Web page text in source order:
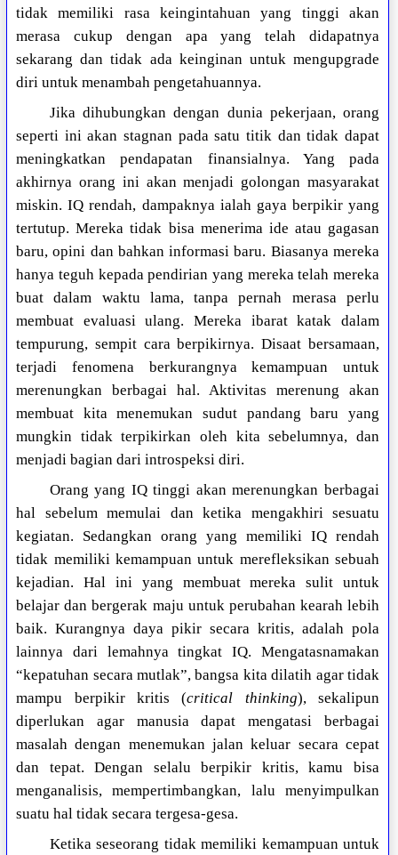
tidak memiliki rasa keingintahuan yang tinggi akan
merasa cukup dengan apa yang telah didapatnya
sekarang dan tidak ada keinginan untuk mengupgrade
diri untuk menambah pengetahuannya.
Jika dihubungkan dengan dunia pekerjaan, orang
seperti ini akan stagnan pada satu titik dan tidak dapat
meningkatkan pendapatan finansialnya. Yang pada
akhirnya orang ini akan menjadi golongan masyarakat
miskin. IQ rendah, dampaknya ialah gaya berpikir yang
tertutup. Mereka tidak bisa menerima ide atau gagasan
baru, opini dan bahkan informasi baru. Biasanya mereka
hanya teguh kepada pendirian yang mereka telah mereka
buat dalam waktu lama, tanpa pernah merasa perlu
membuat evaluasi ulang. Mereka ibarat katak dalam
tempurung, sempit cara berpikirnya. Disaat bersamaan,
terjadi fenomena berkurangnya kemampuan untuk
merenungkan berbagai hal. Aktivitas merenung akan
membuat kita menemukan sudut pandang baru yang
mungkin tidak terpikirkan oleh kita sebelumnya, dan
menjadi bagian dari introspeksi diri.
Orang yang IQ tinggi akan merenungkan berbagai
hal sebelum memulai dan ketika mengakhiri sesuatu
kegiatan. Sedangkan orang yang memiliki IQ rendah
tidak memiliki kemampuan untuk merefleksikan sebuah
kejadian. Hal ini yang membuat mereka sulit untuk
belajar dan bergerak maju untuk perubahan kearah lebih
baik. Kurangnya daya pikir secara kritis, adalah pola
lainnya dari lemahnya tingkat IQ. Mengatasnamakan
“kepatuhan secara mutlak”, bangsa kita dilatih agar tidak
mampu berpikir kritis (critical thinking), sekalipun
diperlukan agar manusia dapat mengatasi berbagai
masalah dengan menemukan jalan keluar secara cepat
dan tepat. Dengan selalu berpikir kritis, kamu bisa
menganalisis, mempertimbangkan, lalu menyimpulkan
suatu hal tidak secara tergesa-gesa.
Ketika seseorang tidak memiliki kemampuan untuk